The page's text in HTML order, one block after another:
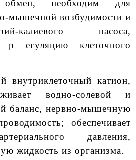
обмен, необходим для
мышечной возбудимости и
калиевого насоса,
р егуляцию клеточного
внутриклеточный катион,
водно-солевой и
баланс, нервно-мышечную
обеспечивает
давления,
жидкость из организма.